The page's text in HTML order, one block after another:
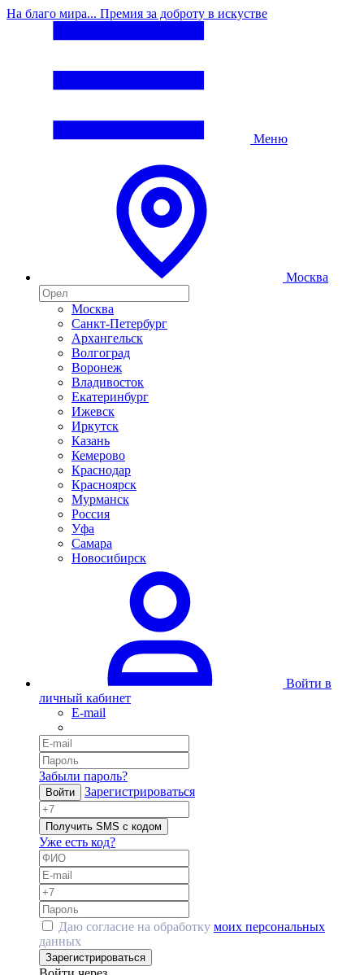
На благо мира... Премия за доброту в искустве
Меню
Москва
Москва
Санкт-Петербург
Архангельск
Волгоград
Воронеж
Владивосток
Екатеринбург
Ижевск
Иркутск
Казань
Кемерово
Краснодар
Красноярск
Мурманск
Россия
Уфа
Самара
Новосибирск
Войти в
личный кабинет
E-mail
Забыли пароль?
Войти Зарегистрироваться
Получить SMS с кодом
Уже есть код?
Даю согласие на обработку моих персональных
данных
Зарегистрироваться